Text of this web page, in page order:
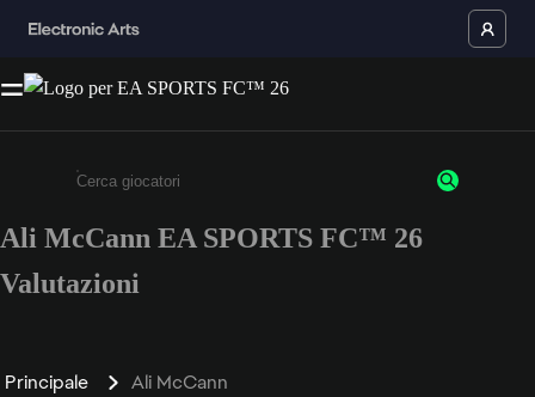
Inserisci un minimo di 3 caratteri o numeri.
Ali McCann EA SPORTS FC™ 26
Valutazioni
Principale Ali McCann